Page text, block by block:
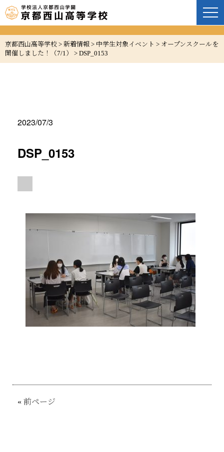
京都西山高等学校 > 新着情報 > 中学生対象イベント > オープンスクールを
開催しました！（7/1）
> DSP_0153
2023/07/3
DSP_0153
« 前ページ